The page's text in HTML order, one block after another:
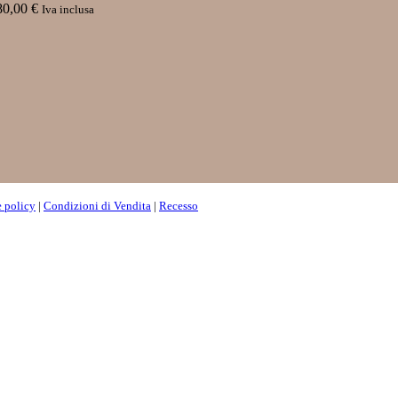
€ Iva inclusa
policy | Condizioni di Vendita | Recesso